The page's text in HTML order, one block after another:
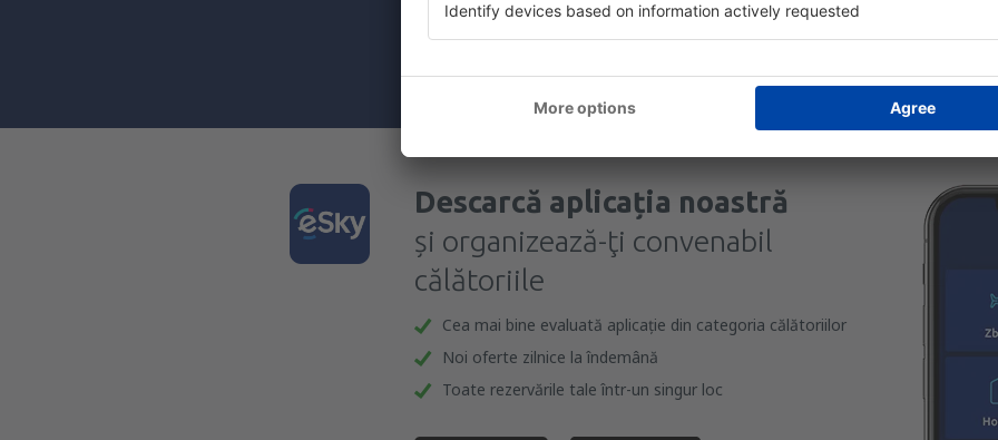
furnizat-o.
Prin bifarea căsuței de mai sus, furnizarea adresei de e-mail și apăsarea butonului
Descarcă aplicația noastră
și organizează-ţi convenabil
călătoriile
Cea mai bine evaluată aplicație din categoria călătoriilor
Noi oferte zilnice la îndemână
Toate rezervările tale într-un singur loc